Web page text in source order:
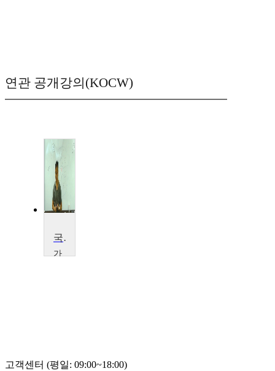
연관 공개강의(KOCW)
국제조직범죄론
가
고객센터 (평일: 09:00~18:00)